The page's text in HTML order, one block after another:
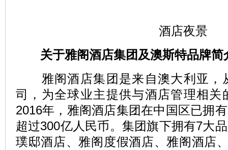
酒店夜景
关于雅阁酒店集团及澳斯特品牌简
雅阁酒店集团是来自澳大利亚，
司，为全球业主提供与酒店管理相关
2016年，雅阁酒店集团在中国区已拥
超过300亿人民币。集团旗下拥有7大
璞邸酒店、雅阁度假酒店、雅阁酒店